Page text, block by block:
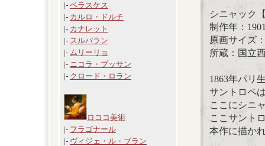
|- ベラスケス
|- カルロ・ドルチ
|- カナレット
|- スルバラン
|- ムリーリョ
|- ニコラ・プッサン
|- クロード・ロラン
ロココ美術
|- フラゴナール
|- ヴィジェ・ル・ブラン
シニャック
制作年：
原画サイズ
所蔵：国立
1863年パリ
サントロペ
ここにシニ
ここサント
本作に描か